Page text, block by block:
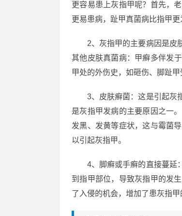
更容易患上灰指甲呢？首先，
更易患病，趾甲真菌病比指甲更
2、灰指甲的主要病因是皮
其他皮肤真菌病：甲癣多伴发
甲处的外伤史，如砸伤、脚趾
3、皮肤癣菌：这是引起灰
是灰指甲发病的主要原因之一
发黑、发黄等症状，这与霉菌
以引起灰指甲。
4、脚癣或手癣的直接蔓延
到指甲部位，导致灰指甲的发
了入侵的机会，增加了患灰指甲